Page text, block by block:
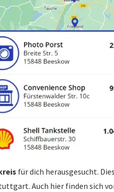
für dich herausgesucht.
Auch hier finden sich